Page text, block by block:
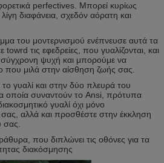
perfectives. Μπορεί κυρίως
διαφάνεια, σχεδόν αόρατη και
του μοντερνισμού ενέπνευσε αυτά τα
towrd τις εφεδρείες, που γυαλίζονται, και
σύγχρονη ψυχή και μπορούμε να
που μιλά στην αίσθηση ζωής σας.
γυαλί και στην δύο πλευρά του
οποία συναντούν το Ansi, πρότυπα
γυαλί όχι μόνο
αλλά και προσθέστε στην έκκληση
σας.
που διπλώνει τις οθόνες για τα
διακόσμησης